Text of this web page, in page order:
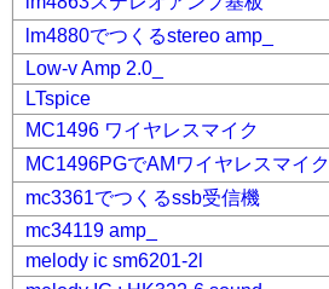
lm4880でつくるstereo amp_
Low-v Amp 2.0_
LTspice
MC1496 ワイヤレスマイク
MC1496PGでAMワイヤレスマイク
mc3361でつくるssb受信機
mc34119 amp_
melody ic sm6201-2l